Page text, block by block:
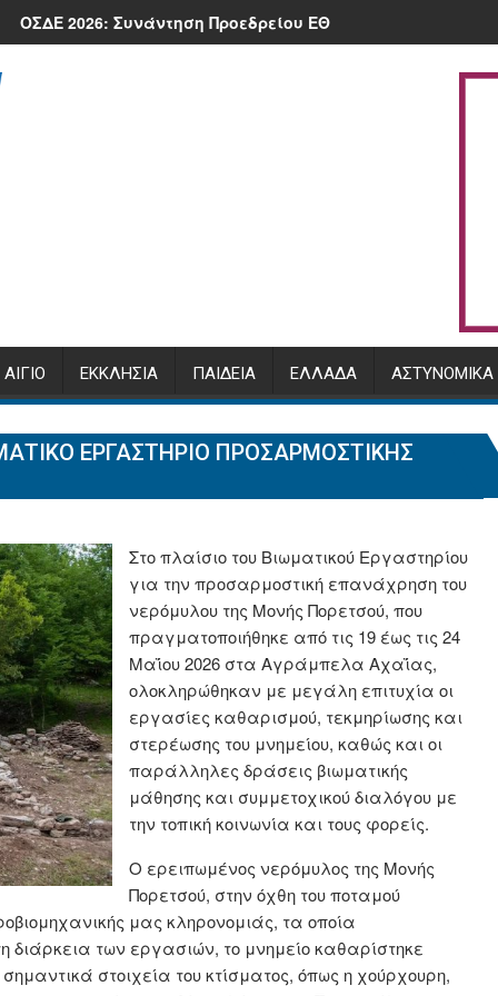
2026 στην πλατεία της Κλειτορίας
Συνάντηση Προεδρείου ΕΘΕΑΣ με τον Υπουργό, Μ. Σχοινά
ΑΊΓΙΟ ΕΚΚΛΗΣΊΑ ΠΑΙΔΕΊΑ ΕΛΛΆΔΑ ΑΣΤΥΝΟΜΙΚΆ
ΕΡΓΑΣΤΉΡΙΟ ΠΡΟΣΑΡΜΟΣΤΙΚΉΣ
Στο πλαίσιο του Βιωματικού Εργαστηρίου
για την προσαρμοστική επανάχρηση του
νερόμυλου της Μονής Πορετσού, που
πραγματοποιήθηκε από τις 19 έως τις 24
Μαΐου 2026 στα Αγράμπελα Αχαΐας,
ολοκληρώθηκαν με μεγάλη επιτυχία οι
εργασίες καθαρισμού, τεκμηρίωσης και
στερέωσης του μνημείου, καθώς και οι
παράλληλες δράσεις βιωματικής
μάθησης και συμμετοχικού διαλόγου με
την τοπική κοινωνία και τους φορείς.
Ο ερειπωμένος νερόμυλος της Μονής
Πορετσού, στην όχθη του ποταμού
μας κληρονομιάς, τα οποία
των εργασιών, το μνημείο καθαρίστηκε
στοιχεία του κτίσματος, όπως η χούρχουρη,